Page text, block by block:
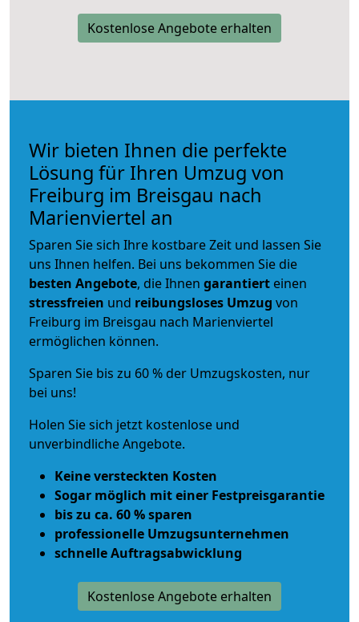
Kostenlose Angebote erhalten
Wir bieten Ihnen die perfekte
Lösung für Ihren Umzug von
Freiburg im Breisgau nach
Marienviertel an
Sparen Sie sich Ihre kostbare Zeit und lassen Sie
uns Ihnen helfen. Bei uns bekommen Sie die
besten Angebote, die Ihnen garantiert einen
stressfreien und reibungsloses Umzug von
Freiburg im Breisgau nach Marienviertel
ermöglichen können.
Sparen Sie bis zu 60 % der Umzugskosten, nur
bei uns!
Holen Sie sich jetzt kostenlose und
unverbindliche Angebote.
Keine versteckten Kosten
Sogar möglich mit einer Festpreisgarantie
bis zu ca. 60 % sparen
professionelle Umzugsunternehmen
schnelle Auftragsabwicklung
Kostenlose Angebote erhalten